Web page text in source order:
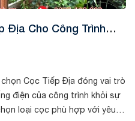
Địa Cho Công Trình
Cọc Tiếp Địa đóng vai trò
điện của công trình khỏi sự
loại cọc phù hợp với yêu